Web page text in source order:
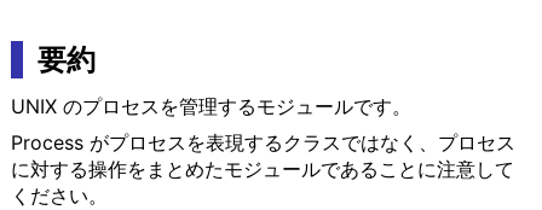
要約
UNIX のプロセスを管理するモジュールです。
Process がプロセスを表現するクラスではなく、プロセス
に対する操作をまとめたモジュールであることに注意して
ください。